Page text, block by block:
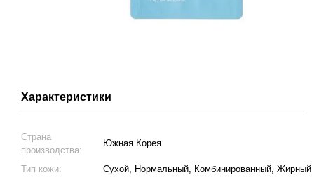
Характеристики
Страна
производства:
Южная Корея
Тип кожи:
Сухой, Нормальный, Комбинированный, Жирный